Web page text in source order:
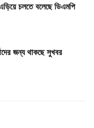
চলতে বলেছে ডিএমপি
জন্য থাকছে সুখবর